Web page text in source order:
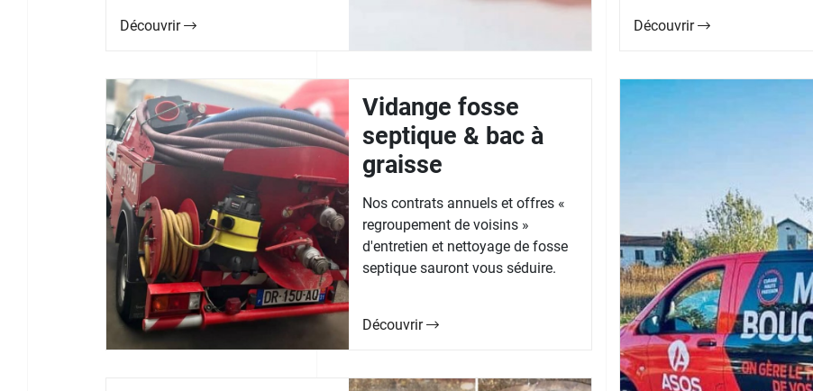
Découvrir Découvrir
Vidange fosse
septique & bac à
graisse
Nos contrats annuels et offres «
regroupement de voisins »
d'entretien et nettoyage de fosse
septique sauront vous séduire.
Découvrir